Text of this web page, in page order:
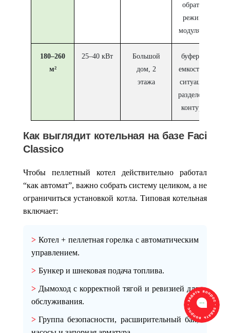
обратки,
режимы
модуляции
180–260
м²
25–40 кВт
Большой
дом, 2
этажа
буферная
емкость по
ситуации,
разделение
контуров
Как выглядит котельная на базе Faci
Classico
Чтобы пеллетный котел действительно работал
“как автомат”, важно собрать систему целиком, а не
ограничиться установкой котла. Типовая котельная
включает:
Котел + пеллетная горелка с автоматическим
управлением.
Бункер и шнековая подача топлива.
Дымоход с корректной тягой и ревизией для
обслуживания.
Группа безопасности, расширительный бак,